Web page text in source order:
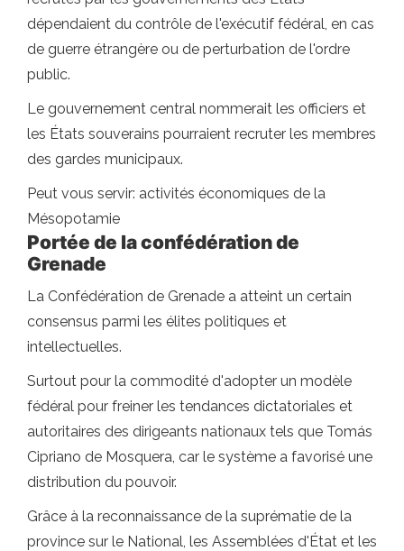
dépendaient du contrôle de l'exécutif fédéral, en cas
de guerre étrangère ou de perturbation de l'ordre
public.
Le gouvernement central nommerait les officiers et
les États souverains pourraient recruter les membres
des gardes municipaux.
Peut vous servir: activités économiques de la
Mésopotamie
Portée de la confédération de
Grenade
La Confédération de Grenade a atteint un certain
consensus parmi les élites politiques et
intellectuelles.
Surtout pour la commodité d'adopter un modèle
fédéral pour freiner les tendances dictatoriales et
autoritaires des dirigeants nationaux tels que Tomás
Cipriano de Mosquera, car le système a favorisé une
distribution du pouvoir.
Grâce à la reconnaissance de la suprématie de la
province sur le National, les Assemblées d'État et les